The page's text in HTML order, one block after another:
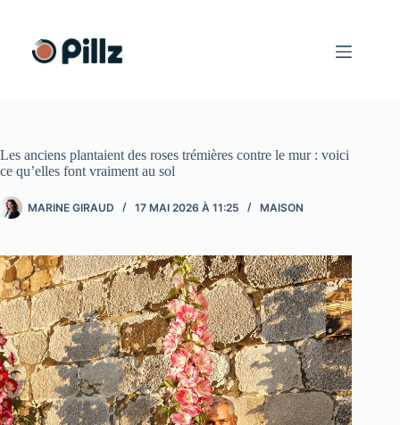
contenu
Les anciens plantaient des roses trémières contre le mur : voici
ce qu’elles font vraiment au sol
MARINE GIRAUD 17 MAI 2026 À 11:25 MAISON